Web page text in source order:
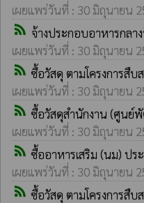
เผยแพร่วันที่ : 30 มิถุนายน
rss_feed จ้างประกอบอาหารกลา
เผยแพร่วันที่ : 30 มิถุนายน
rss_feed ซื้อวัสดุ ตามโครงการสืบ
เผยแพร่วันที่ : 30 มิถุนายน
rss_feed ซื้อวัสดุสำนักงาน (ศูนย์พั
เผยแพร่วันที่ : 30 มิถุนายน
rss_feed ซื้ออาหารเสริม (นม) ปร
เผยแพร่วันที่ : 30 มิถุนายน
rss_feed ซื้อวัสดุ ตามโครงการสืบ